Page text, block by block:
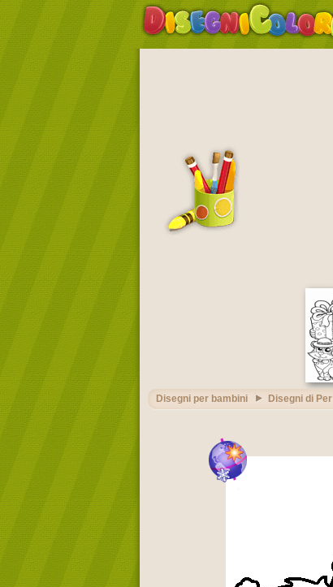
Disegni per bambini Disegni di Per